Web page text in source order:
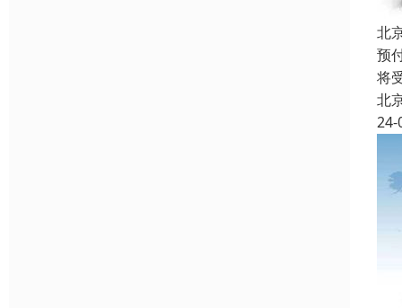
北
预
将
北
24-